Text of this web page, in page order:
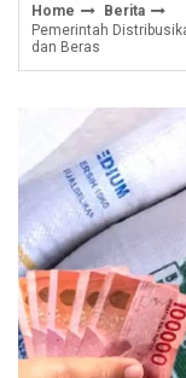
Home
Berita
Pemerintah
dan Beras